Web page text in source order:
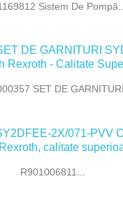
Sistem De Pompă...
SET DE
R901006811...